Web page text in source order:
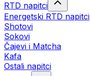
RTD napitci
Energetski RTD napitci
Shotovi
Sokovi
Čajevi i Matcha
Kafa
Ostali napitci